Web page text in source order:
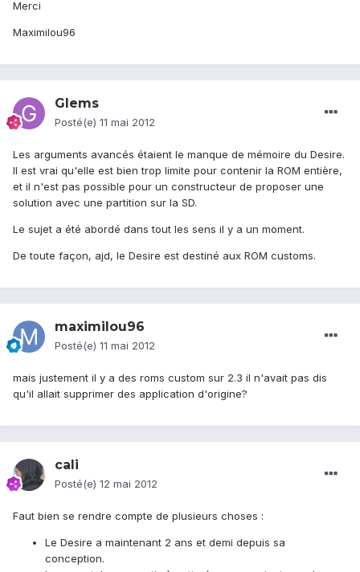
Merci
Maximilou96
Glems
Posté(e) 11 mai 2012
Les arguments avancés étaient le manque de mémoire du Desire.
Il est vrai qu'elle est bien trop limite pour contenir la ROM entière,
et il n'est pas possible pour un constructeur de proposer une
solution avec une partition sur la SD.
Le sujet a été abordé dans tout les sens il y a un moment.
De toute façon, ajd, le Desire est destiné aux ROM customs.
maximilou96
Posté(e) 11 mai 2012
mais justement il y a des roms custom sur 2.3 il n'avait pas dis
qu'il allait supprimer des application d'origine?
cali
Posté(e) 12 mai 2012
Faut bien se rendre compte de plusieurs choses :
Le Desire a maintenant 2 ans et demi depuis sa
conception.